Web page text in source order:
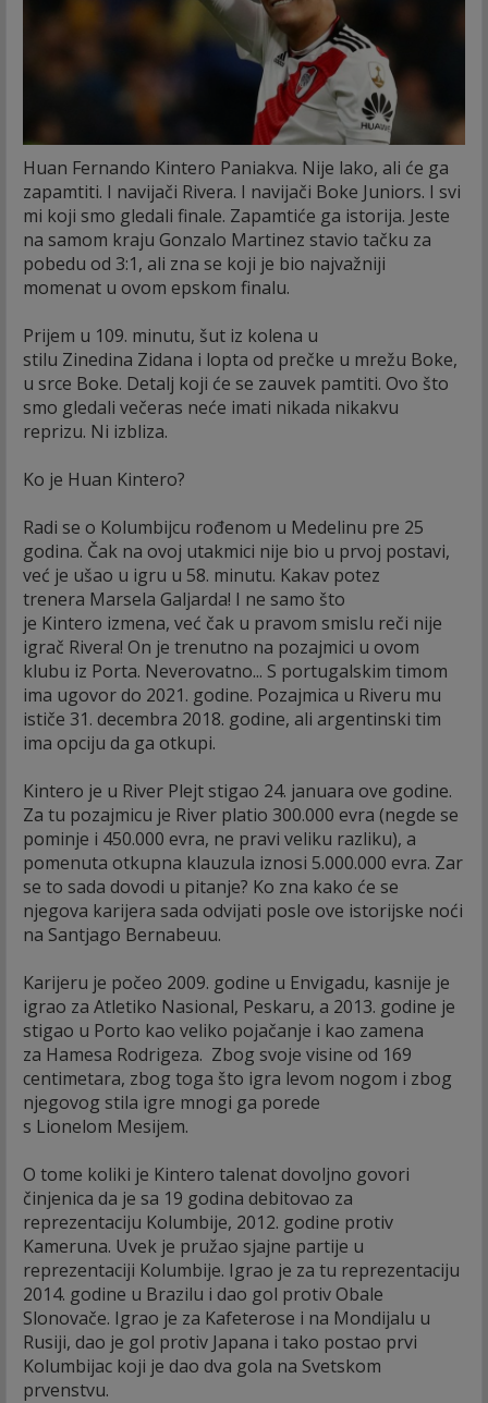
Huan Fernando Kintero Paniakva. Nije lako, ali će ga
zapamtiti. I navijači Rivera. I navijači Boke Juniors. I svi
mi koji smo gledali finale. Zapamtiće ga istorija. Jeste
na samom kraju Gonzalo Martinez stavio tačku za
pobedu od 3:1, ali zna se koji je bio najvažniji
momenat u ovom epskom finalu.
Prijem u 109. minutu, šut iz kolena u
stilu Zinedina Zidana i lopta od prečke u mrežu Boke,
u srce Boke. Detalj koji će se zauvek pamtiti. Ovo što
smo gledali večeras neće imati nikada nikakvu
reprizu. Ni izbliza.
Ko je Huan Kintero?
Radi se o Kolumbijcu rođenom u Medelinu pre 25
godina. Čak na ovoj utakmici nije bio u prvoj postavi,
već je ušao u igru u 58. minutu. Kakav potez
trenera Marsela Galjarda! I ne samo što
je Kintero izmena, već čak u pravom smislu reči nije
igrač Rivera! On je trenutno na pozajmici u ovom
klubu iz Porta. Neverovatno... S portugalskim timom
ima ugovor do 2021. godine. Pozajmica u Riveru mu
ističe 31. decembra 2018. godine, ali argentinski tim
ima opciju da ga otkupi.
Kintero je u River Plejt stigao 24. januara ove godine.
Za tu pozajmicu je River platio 300.000 evra (negde se
pominje i 450.000 evra, ne pravi veliku razliku), a
pomenuta otkupna klauzula iznosi 5.000.000 evra. Zar
se to sada dovodi u pitanje? Ko zna kako će se
njegova karijera sada odvijati posle ove istorijske noći
na Santjago Bernabeuu.
Karijeru je počeo 2009. godine u Envigadu, kasnije je
igrao za Atletiko Nasional, Peskaru, a 2013. godine je
stigao u Porto kao veliko pojačanje i kao zamena
za Hamesa Rodrigeza. Zbog svoje visine od 169
centimetara, zbog toga što igra levom nogom i zbog
njegovog stila igre mnogi ga porede
s Lionelom Mesijem.
O tome koliki je Kintero talenat dovoljno govori
činjenica da je sa 19 godina debitovao za
reprezentaciju Kolumbije, 2012. godine protiv
Kameruna. Uvek je pružao sjajne partije u
reprezentaciji Kolumbije. Igrao je za tu reprezentaciju
2014. godine u Brazilu i dao gol protiv Obale
Slonovače. Igrao je za Kafeterose i na Mondijalu u
Rusiji, dao je gol protiv Japana i tako postao prvi
Kolumbijac koji je dao dva gola na Svetskom
prvenstvu.